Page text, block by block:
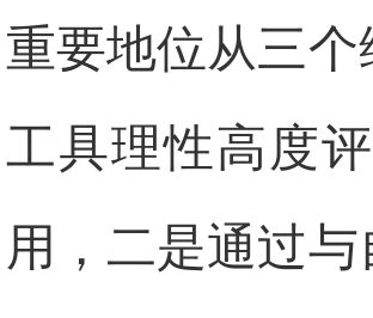
重要地位从三
工具理性高度
用，二是通过